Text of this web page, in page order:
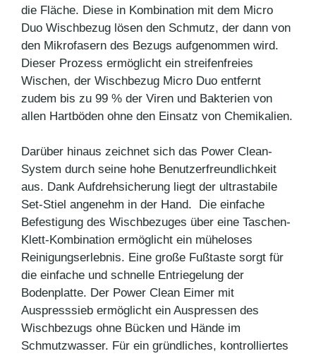
die Fläche. Diese in Kombination mit dem Micro
Duo Wischbezug lösen den Schmutz, der dann von
den Mikrofasern des Bezugs aufgenommen wird.
Dieser Prozess ermöglicht ein streifenfreies
Wischen, der Wischbezug Micro Duo entfernt
zudem bis zu 99 % der Viren und Bakterien von
allen Hartböden ohne den Einsatz von Chemikalien.
Darüber hinaus zeichnet sich das Power Clean-
System durch seine hohe Benutzerfreundlichkeit
aus. Dank Aufdrehsicherung liegt der ultrastabile
Set-Stiel angenehm in der Hand. Die einfache
Befestigung des Wischbezuges über eine Taschen-
Klett-Kombination ermöglicht ein müheloses
Reinigungserlebnis. Eine große Fußtaste sorgt für
die einfache und schnelle Entriegelung der
Bodenplatte. Der Power Clean Eimer mit
Auspresssieb ermöglicht ein Auspressen des
Wischbezugs ohne Bücken und Hände im
Schmutzwasser. Für ein gründliches, kontrolliertes